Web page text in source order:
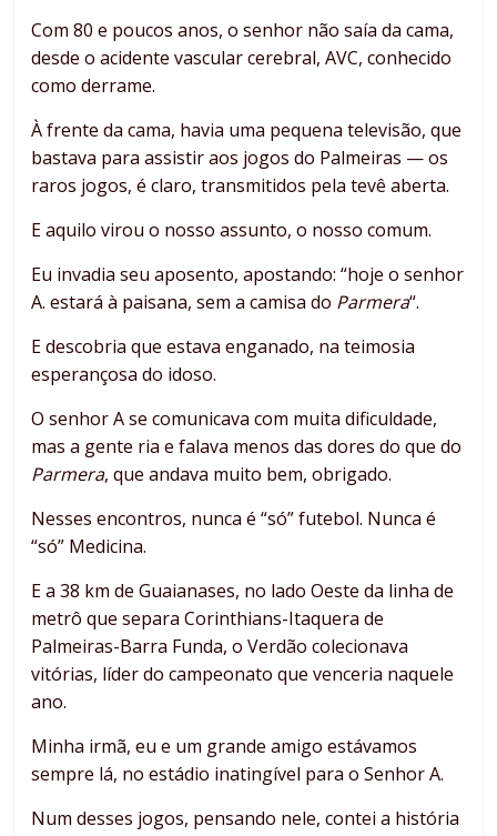
Com 80 e poucos anos, o senhor não saía da cama,
desde o acidente vascular cerebral, AVC, conhecido
como derrame.
À frente da cama, havia uma pequena televisão, que
bastava para assistir aos jogos do Palmeiras — os
raros jogos, é claro, transmitidos pela tevê aberta.
E aquilo virou o nosso assunto, o nosso comum.
Eu invadia seu aposento, apostando: “hoje o senhor
A. estará à paisana, sem a camisa do Parmera“.
E descobria que estava enganado, na teimosia
esperançosa do idoso.
O senhor A se comunicava com muita dificuldade,
mas a gente ria e falava menos das dores do que do
Parmera, que andava muito bem, obrigado.
Nesses encontros, nunca é “só” futebol. Nunca é
“só” Medicina.
E a 38 km de Guaianases, no lado Oeste da linha de
metrô que separa Corinthians-Itaquera de
Palmeiras-Barra Funda, o Verdão colecionava
vitórias, líder do campeonato que venceria naquele
ano.
Minha irmã, eu e um grande amigo estávamos
sempre lá, no estádio inatingível para o Senhor A.
Num desses jogos, pensando nele, contei a história